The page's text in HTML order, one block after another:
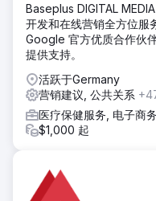
Baseplus DIGITAL
开发和在线营销全方位服
Google 官方优质合作伙
提供支持。
活跃于Germany
营销建议, 公共关系
医疗保健服务, 电子商务
$1,000 起